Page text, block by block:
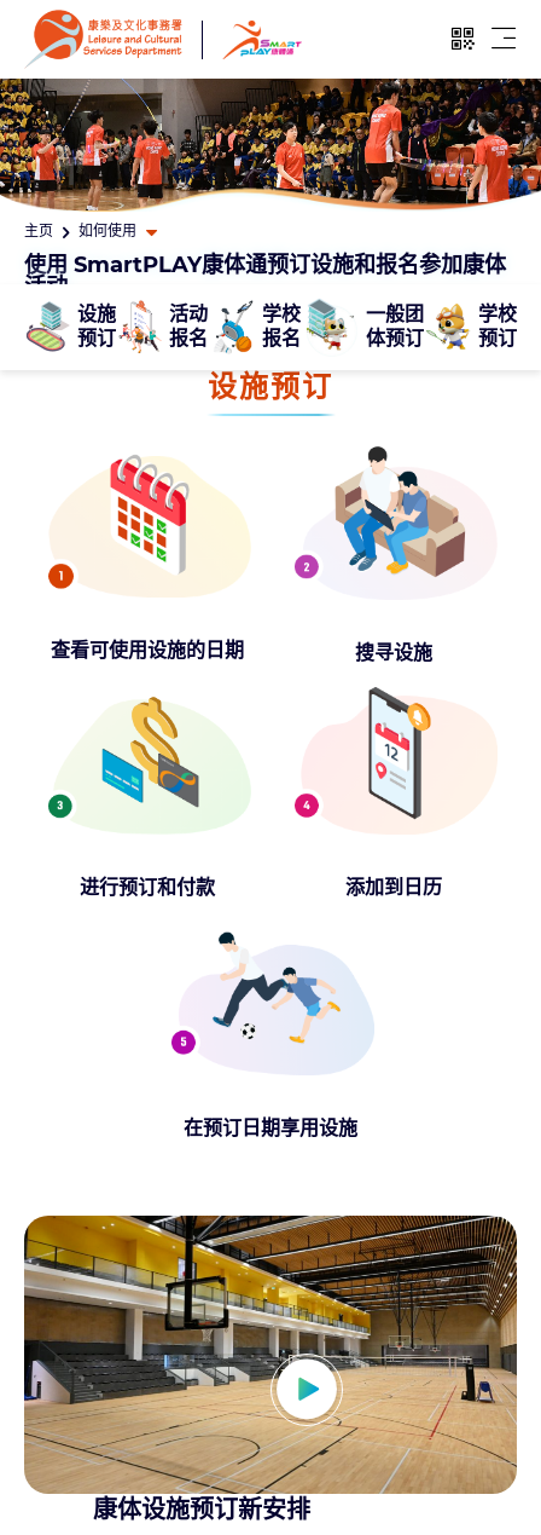
跳至主要内容
开启二维
开启
主页 如何使用 打开其他页面选单
使用 SmartPLAY康体通预订设施和报名参加康体
活动
设施
预订
活动
报名
学校
报名
一般团
体预订
学校
预订
设施预订
查看可使用设施的日期 搜寻设施
进行预订和付款 添加到日历
在预订日期享用设施
康体设施预订新安排